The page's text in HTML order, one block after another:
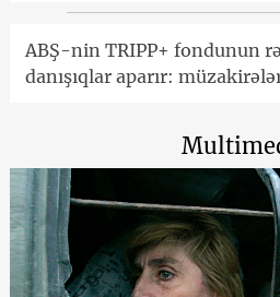
ABŞ-nin TRIPP+ fondunun
danışıqlar aparır: